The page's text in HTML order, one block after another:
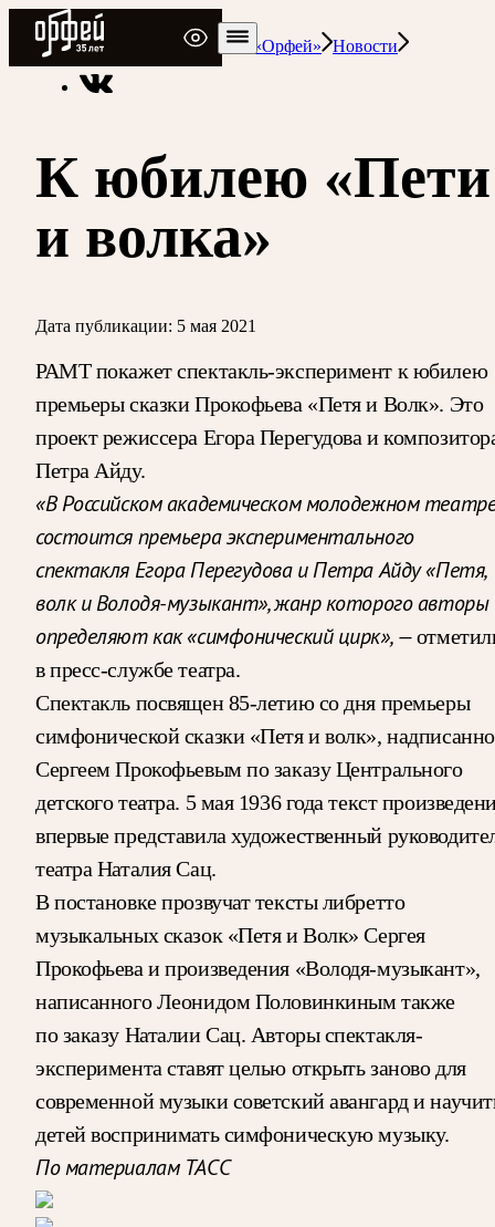
Радио Орфей
Радио классической музыки «Орфей»
Новости
К юбилею «Пети
и волка»
Дата публикации: 5 мая 2021
РАМТ покажет спектакль-эксперимент к юбилею
премьеры сказки Прокофьева «Петя и Волк». Это
проект режиссера Егора Перегудова и
Петра Айду.
«В Российском академическом молодежном
состоится премьера экспериментального
спектакля Егора Перегудова и Петра Айду «Петя,
волк и Володя-музыкант», жанр которого авторы
определяют как «симфонический цирк», —
в пресс-службе театра.
Спектакль посвящен 85-летию со дня премьеры
симфонической сказки «Петя и волк»,
Сергеем Прокофьевым по заказу Центрального
детского театра. 5 мая 1936 года текст
впервые представила художественный
театра Наталия Сац.
В постановке прозвучат тексты либретто
музыкальных сказок «Петя и Волк» Сергея
Прокофьева и произведения «Володя-музыкант»,
написанного Леонидом Половинкиным также
по заказу Наталии Сац. Авторы спектакля-
эксперимента ставят целью открыть заново для
современной музыки советский авангард и
детей воспринимать симфоническую музыку.
По материалам ТАСС